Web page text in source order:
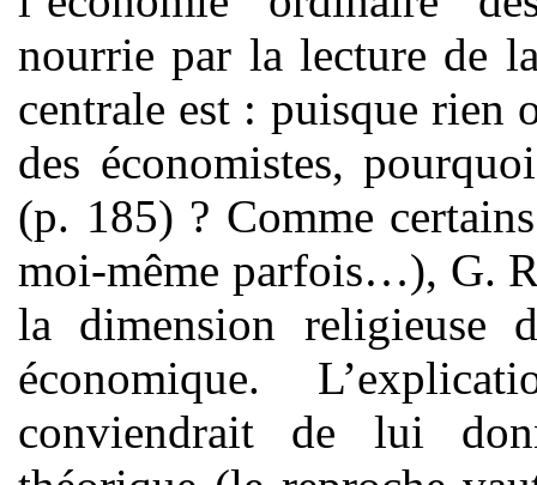
nourrie par la lecture de
centrale est : puisque rien
des économistes,
(p. 185) ? Comme
moi-même parfois…), G.
la dimension religieuse
économique.
conviendrait de lui